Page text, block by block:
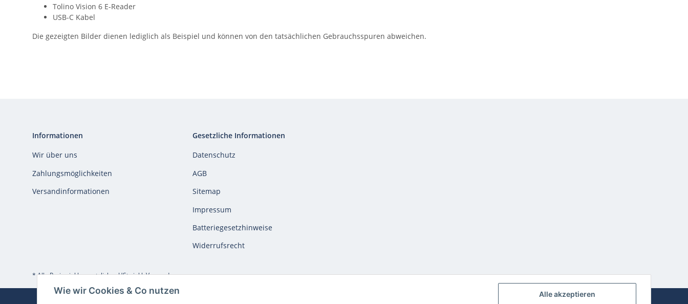
Alle akzeptieren
Wie wir Cookies & Co nutzen
Tolino Vision 6 E-Reader
USB-C Kabel
Die gezeigten Bilder dienen lediglich als Beispiel und können von den tatsächlichen Gebrauchsspuren abweichen.
Informationen
Wir über uns
Zahlungsmöglichkeiten
Versandinformationen
Gesetzliche Informationen
Datenschutz
AGB
Sitemap
Impressum
Batteriegesetzhinweise
Widerrufsrecht
* Alle Preise inkl. gesetzlicher USt., inkl.Versand